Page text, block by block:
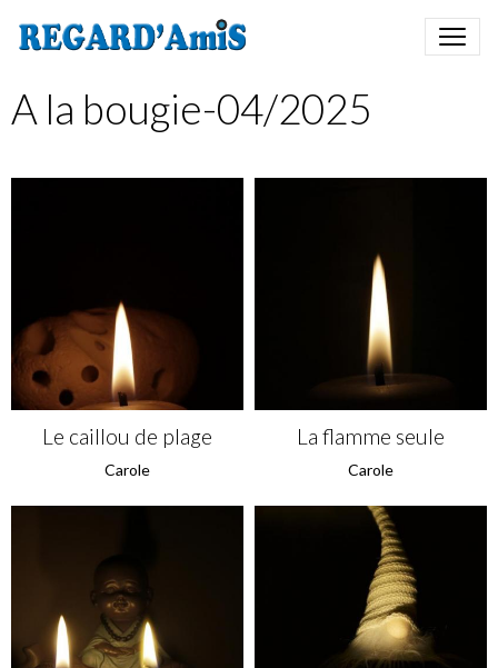
A la bougie-04/2025
Le caillou de plage
Carole
La flamme seule
Carole